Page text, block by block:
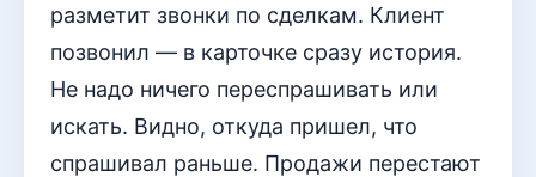
разметит звонки по сделкам. Клиент
позвонил — в карточке сразу история.
Не надо ничего переспрашивать или
искать. Видно, откуда пришел, что
спрашивал раньше. Продажи перестают